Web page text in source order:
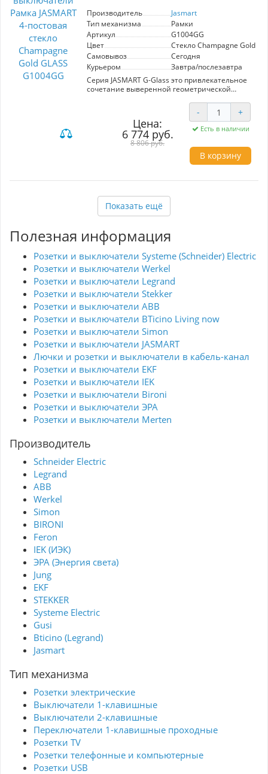
Производитель
Jasmart
Тип механизма
Рамки
Артикул
G1004GG
Цвет
Стекло Champagne Gold
Самовывоз
Сегодня
Курьером
Завтра/послезавтра
Серия JASMART G-Glass это привлекательное
сочетание выверенной геометрической
Высококачественные стеклянные рамки
смотрятся изысканно и утонченно как на
светлом. так и на темном фоне
Возможна вертикальная и горизонтальная
Цена:
6 774 руб.
8 806 руб.
- +
Есть в наличии
В корзину
Показать ещё
Полезная информация
Розетки и выключатели Systeme (Schneider) Electric
Розетки и выключатели Werkel
Розетки и выключатели Legrand
Розетки и выключатели Stekker
Розетки и выключатели ABB
Розетки и выключатели BTicino Living now
Розетки и выключатели Simon
Розетки и выключатели JASMART
Лючки и розетки и выключатели в кабель-канал
Розетки и выключатели EKF
Розетки и выключатели IEK
Розетки и выключатели Bironi
Розетки и выключатели ЭРА
Розетки и выключатели Merten
Производитель
Schneider Electric
Legrand
ABB
Werkel
Simon
BIRONI
Feron
IEK (ИЭК)
ЭРА (Энергия света)
Jung
EKF
STEKKER
Systeme Electric
Gusi
Bticino (Legrand)
Jasmart
Тип механизма
Розетки электрические
Выключатели 1-клавишные
Выключатели 2-клавишные
Переключатели 1-клавишные проходные
Розетки TV
Розетки телефонные и компьютерные
Розетки USB